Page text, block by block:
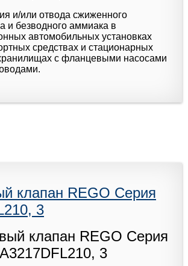
и/или отвода сжиженного
и безводного аммиака в
автомобильных установках
средствах и стационарных
с фланцевыми насосами
клапан REGO Серия
3